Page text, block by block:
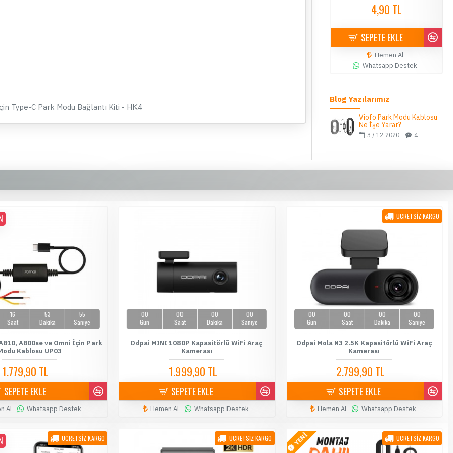
Type-C Park Modu Bağlantı Kiti - HK4
4,90 TL
SEPETE EKLE
Hemen Al
Whatsapp Destek
Blog Yazılarımız
Viofo Park Modu Kablosu
Ne İşe Yarar?
3 / 12 2020 4
16
Saat
53
Dakika
54
Saniye
A800se ve Omni İçin Park
Kablosu UP03
1.779,90 TL
SEPETE EKLE
Al Whatsapp Destek
00
Gün
00
Saat
00
Dakika
00
Saniye
Ddpai MINI 1080P Kapasitörlü WiFi Araç
Kamerası
1.999,90 TL
SEPETE EKLE
Hemen Al Whatsapp Destek
ÜCRETSİZ KARGO
00
Gün
00
Saat
00
Dakika
00
Saniye
Ddpai Mola N3 2.5K Kapasitörlü WiFi Araç
Kamerası
2.799,90 TL
SEPETE EKLE
Hemen Al Whatsapp Destek
ÜCRETSİZ KARGO ÜCRETSİZ KARGO YENİ ÜCRETSİZ KARGO